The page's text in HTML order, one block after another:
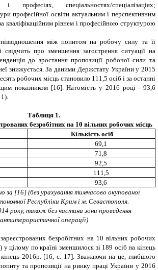
професіях, спеціальностях/спеціалізаціях;
професійної освіти актуальним і перспективним
кваліфікаційним рівнем і професійною структурою
між попитом на робочу силу та її
свідчить про зменшення загострення ситуації на
до зростання пропозиції робочої сили та
знижується. За даними Держстату України у 2015
робочих місць становило 111,5 осіб і за останні
показником [16]. Натомість у 2016 році - 93,6
Таблиця 1.
безробітних на 10 вільних робочих місць
Кількість осіб
69,1
71,8
92,5
111,5
93,6
за [16] (без урахування тимчасово окупованої
Республіки Крим і м. Севастополя.
року, також без частини зони проведення
антитерористичної операції)
безробітних на 10 вільних робочих
у цілому по країні зменшилося зі 189 осіб на кінець
2016р. [16, с. 17].Зважаючи на це, глибшого
та пропозиції на ринку праці України у 2016